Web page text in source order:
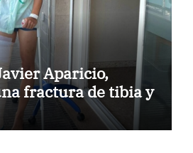
Aparicio,
fractura de tibia y